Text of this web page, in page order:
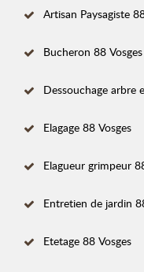
Artisan Paysagiste
Bucheron 88 Vosges
Dessouchage arbre
Elagage 88 Vosges
Elagueur grimpeur
Entretien de jardin
Etetage 88 Vosges